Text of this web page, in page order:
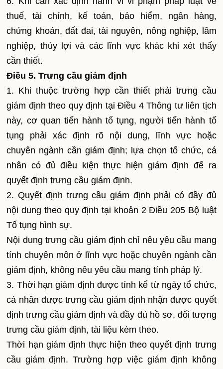
thuế, tài chính, kế toán, bảo hiểm, ngân hàng,
chứng khoán, đất đai, tài nguyên, nông nghiệp, lâm
nghiệp, thủy lợi và các lĩnh vực khác khi xét thấy
cần thiết.
Điều 5. Trưng cầu giám định
1. Khi thuộc trường hợp cần thiết phải trưng cầu
giám định theo quy định tại Điều 4 Thông tư liên tịch
này, cơ quan tiến hành tố tụng, người tiến hành tố
tụng phải xác định rõ nội dung, lĩnh vực hoặc
chuyên ngành cần giám định; lựa chọn tổ chức, cá
nhân có đủ điều kiện thực hiện giám định để ra
quyết định trưng cầu giám định.
2. Quyết định trưng cầu giám định phải có đầy đủ
nội dung theo quy định tại khoản 2 Điều 205 Bộ luật
Tố tụng hình sự.
Nội dung trưng cầu giám định chỉ nêu yêu cầu mang
tính chuyên môn ở lĩnh vực hoặc chuyên ngành cần
giám định, không nêu yêu cầu mang tính pháp lý.
3. Thời hạn giám định được tính kể từ ngày tổ chức,
cá nhân được trưng cầu giám định nhận được quyết
định trưng cầu giám định và đầy đủ hồ sơ, đối tượng
trưng cầu giám định, tài liệu kèm theo.
Thời hạn giám định thực hiện theo quyết định trưng
cầu giám định. Trường hợp việc giám định không